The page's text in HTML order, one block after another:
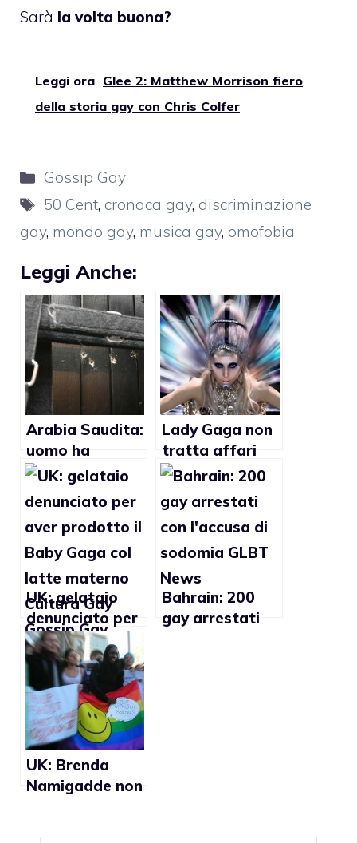
Sarà la volta buona?
Leggi ora Glee 2: Matthew Morrison fiero
della storia gay con Chris Colfer
Categorie
Gossip Gay
Tag
50 Cent, cronaca gay, discriminazione
gay, mondo gay, musica gay, omofobia
Leggi Anche:
Arabia Saudita:
uomo ha
rischiato la vita
dopo aver
confessato la
propria
omosessualità
Lady Gaga non
tratta affari
con chi non
difende i diritti
gay
UK: gelataio
denunciato per
aver prodotto il
Baby Gaga col
latte materno
Bahrain: 200
gay arrestati
UK: Brenda
Namigadde non